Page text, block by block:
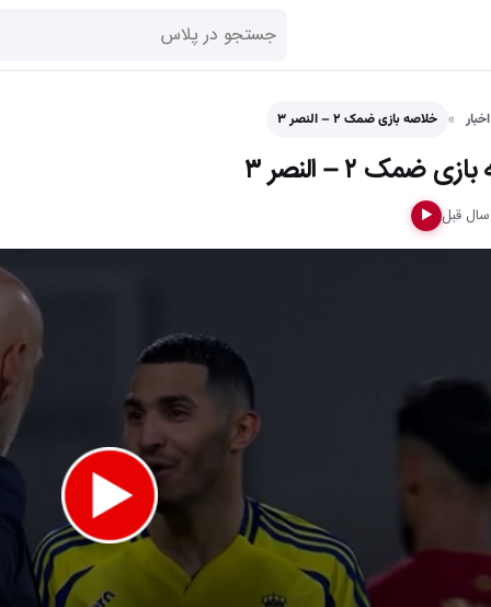
اخبار خلاصه بازی ضمک ۲ – النصر ۳
ضمک ۲ – النصر ۳
▶